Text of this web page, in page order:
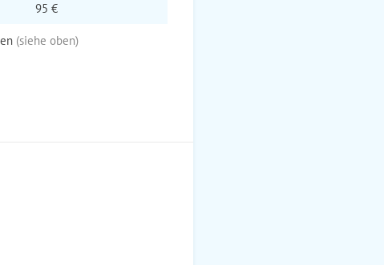
95 €
(siehe oben)